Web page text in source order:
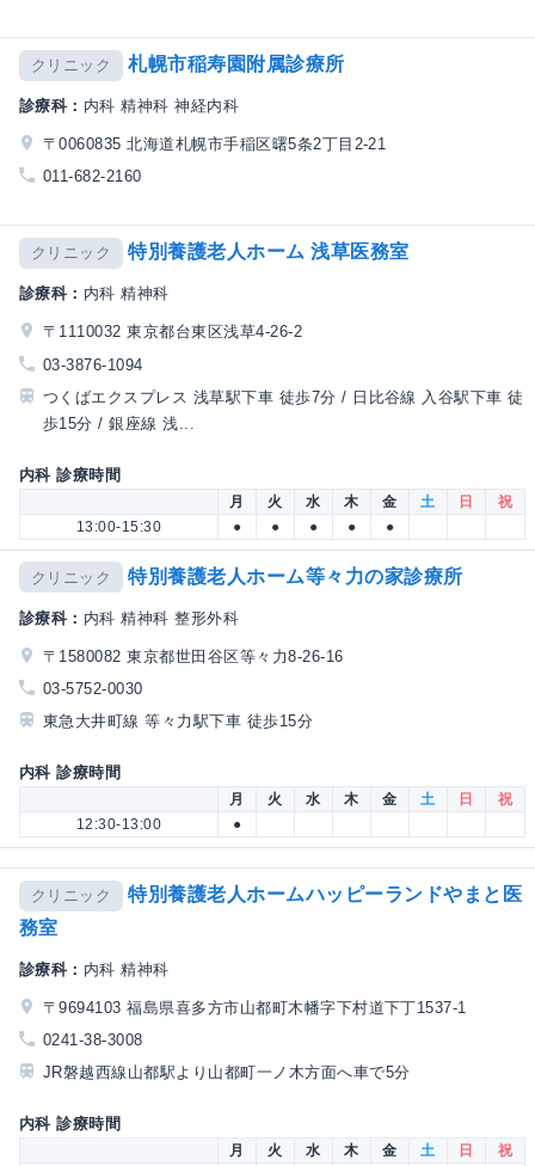
クリニック 札幌市稲寿園附属診療所
診療科： 内科 精神科 神経内科
〒0060835 北海道札幌市手稲区曙5条2丁目2-21
011-682-2160
クリニック 特別養護老人ホーム 浅草医務室
診療科： 内科 精神科
〒1110032 東京都台東区浅草4-26-2
03-3876-1094
つくばエクスプレス 浅草駅下車 徒歩7分 / 日比谷線 入谷駅下車 徒
歩15分 / 銀座線 浅...
内科 診療時間
月 火 水 木 金 土 日
祝
13:00-15:30
● ● ● ● ●
クリニック 特別養護老人ホーム等々力の家診療所
診療科： 内科 精神科 整形外科
〒1580082 東京都世田谷区等々力8-26-16
03-5752-0030
東急大井町線 等々力駅下車 徒歩15分
内科 診療時間
月 火 水 木 金 土 日
祝
12:30-13:00
●
クリニック
特別養護老人ホームハッピーランドやまと医
務室
診療科： 内科 精神科
〒9694103 福島県喜多方市山都町木幡字下村道下丁1537-1
0241-38-3008
JR磐越西線山都駅より山都町一ノ木方面へ車で5分
内科 診療時間
月 火 水 木 金 土 日
祝